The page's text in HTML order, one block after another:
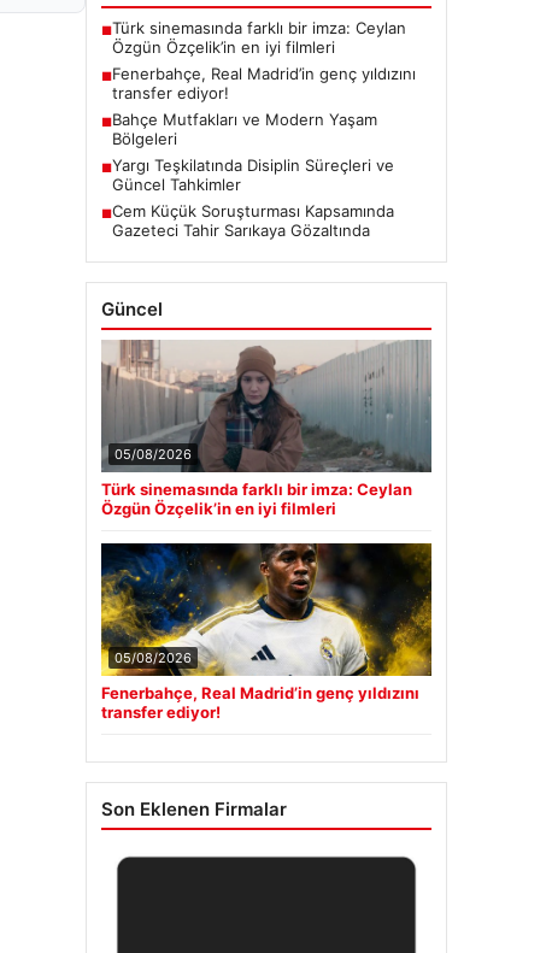
■Türk sinemasında farklı bir imza: Ceylan
Özgün Özçelik’in en iyi filmleri
■Fenerbahçe, Real Madrid’in genç yıldızını
transfer ediyor!
■Bahçe Mutfakları ve Modern Yaşam
Bölgeleri
■Yargı Teşkilatında Disiplin Süreçleri ve
Güncel Tahkimler
■Cem Küçük Soruşturması Kapsamında
Gazeteci Tahir Sarıkaya Gözaltında
Güncel
05/08/2026
Türk sinemasında farklı bir imza: Ceylan
Özgün Özçelik’in en iyi filmleri
05/08/2026
Fenerbahçe, Real Madrid’in genç yıldızını
transfer ediyor!
Son Eklenen Firmalar